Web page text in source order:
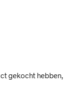
gekocht hebben,